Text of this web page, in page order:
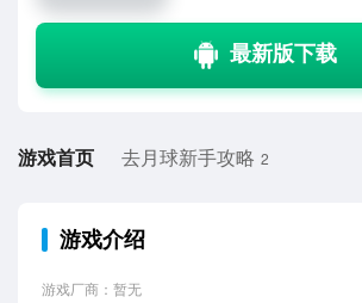
游戏首页 去月球新手攻略 2
游戏介绍
游戏厂商：暂无